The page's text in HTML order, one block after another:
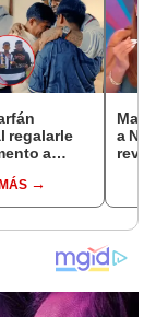
regalarle
a
de
a
más